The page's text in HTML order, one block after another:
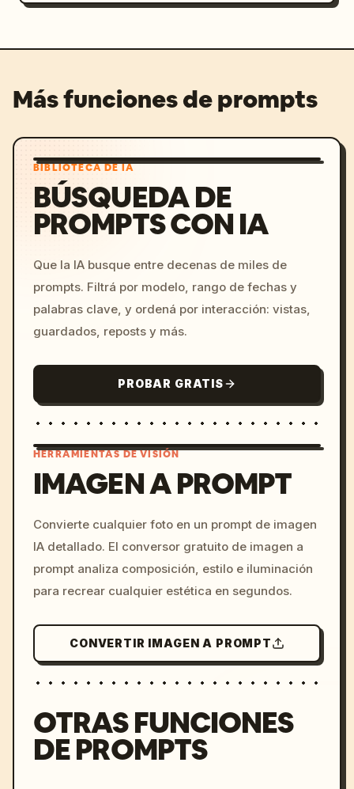
Más funciones de prompts
BIBLIOTECA DE IA
BÚSQUEDA DE
PROMPTS CON IA
Que la IA busque entre decenas de miles de
prompts. Filtrá por modelo, rango de fechas y
palabras clave, y ordená por interacción: vistas,
guardados, reposts y más.
PROBAR GRATIS
c, cyberpunk sunset, neon
colors, 8k --v 6.0
HERRAMIENTAS DE VISIÓN
IMAGEN A PROMPT
Convierte cualquier foto en un prompt de imagen
IA detallado. El conversor gratuito de imagen a
prompt analiza composición, estilo e iluminación
para recrear cualquier estética en segundos.
CONVERTIR IMAGEN A PROMPT
OTRAS FUNCIONES
DE PROMPTS